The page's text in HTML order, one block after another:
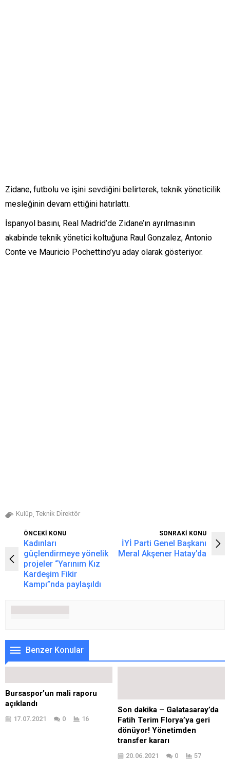
Zidane, futbolu ve işini sevdiğini belirterek, teknik yöneticilik
mesleğinin devam ettiğini hatırlattı.
İspanyol basını, Real Madrid’de Zidane’ın ayrılmasının
akabinde teknik yönetici koltuğuna Raul Gonzalez, Antonio
Conte ve Mauricio Pochettino’yu aday olarak gösteriyor.
Kulüp, Tekni̇k Di̇rektör
ÖNCEKİ KONU
Kadınları
güçlendirmeye yönelik
projeler “Yarınım Kız
Kardeşim Fikir
Kampı”nda paylaşıldı
SONRAKİ KONU
İYİ Parti Genel Başkanı
Meral Akşener Hatay’da
Benzer Konular
Bursaspor’un mali raporu
açıklandı
17.07.2021 0 16
Son dakika – Galatasaray’da
Fatih Terim Florya’ya geri
dönüyor! Yönetimden
transfer kararı
20.06.2021 0 57